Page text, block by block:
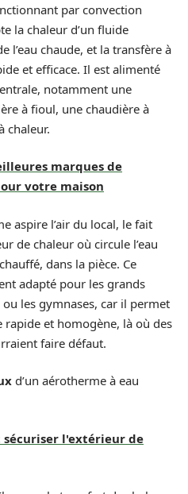
par convection
la chaleur d’un fluide
l’eau chaude, et la transfère à
et efficace. Il est alimenté
notamment une
à fioul, une chaudière à
chaleur.
marques de
votre maison
aspire l’air du local, le fait
de chaleur où circule l’eau
dans la pièce. Ce
adapté pour les grands
les gymnases, car il permet
et homogène, là où des
faire défaut.
d’un aérotherme à eau
sécuriser l'extérieur de